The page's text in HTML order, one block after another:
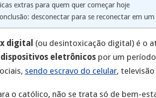
extras para quem quer começar hoje
desconectar para se reconectar em
digital (ou desintoxicação digital) é o
dispositivos eletrônicos por um
sendo escravo do celular,
o católico, não se trata só de bem-